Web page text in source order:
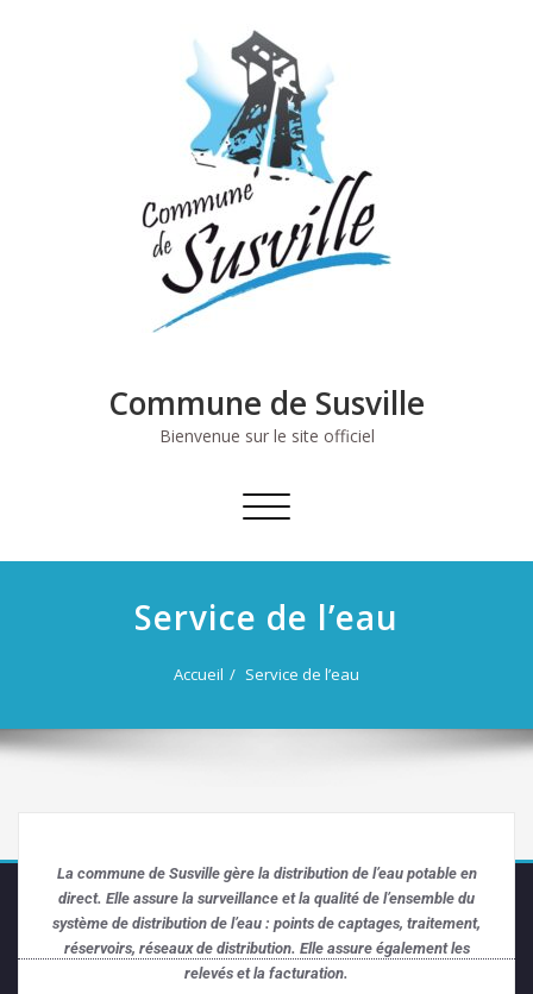
Commune de Susville
Bienvenue sur le site officiel
Afficher/masquer
navigation
Service de l’eau
Accueil Service de l’eau
La commune de Susville gère la distribution de l’eau potable en
direct. Elle assure la surveillance et la qualité de l’ensemble du
système de distribution de l’eau : points de captages, traitement,
réservoirs, réseaux de distribution. Elle assure également les
relevés et la facturation.